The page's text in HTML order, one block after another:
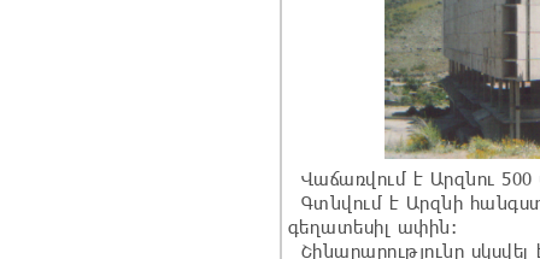
Վաճառվում է Արզնու
Գտնվում է Արզնի
գեղատեսիլ ափին:
Շինարարությունը